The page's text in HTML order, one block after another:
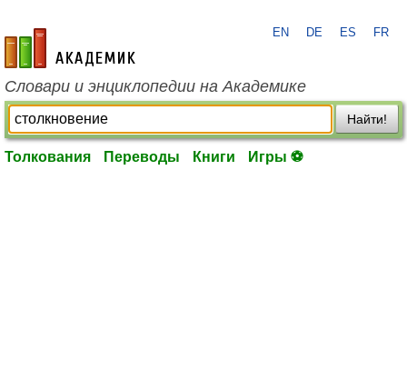
academic.ru
EN DE ES FR
Словари и энциклопедии на Академике
Найти!
Толкования Переводы Книги Игры ⚽